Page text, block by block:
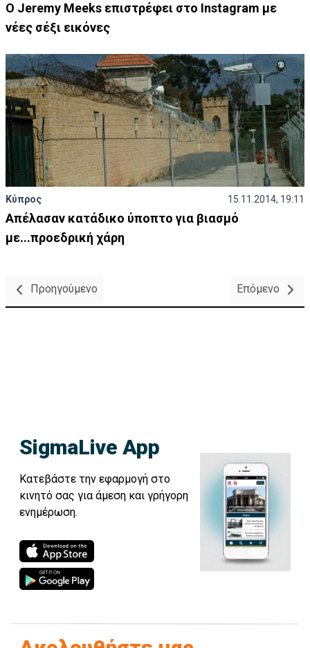
Ο Jeremy Meeks επιστρέφει στο Instagram με
νέες σέξι εικόνες
Κύπρος 15.11.2014, 19:11
Απέλασαν κατάδικο ύποπτο για βιασμό
με...προεδρική χάρη
Προηγούμενο Επόμενο
SigmaLive App
Κατεβάστε την εφαρμογή στο
κινητό σας για άμεση και γρήγορη
ενημέρωση.